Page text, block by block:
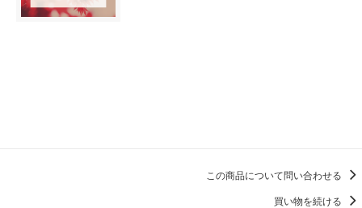
この商品について問い合わせる
買い物を続ける